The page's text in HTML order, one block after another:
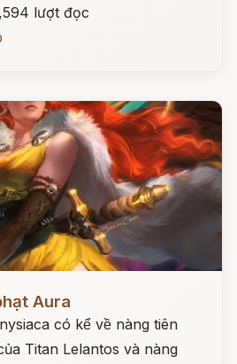
lượt đọc
Aura
có kể về nàng tiên
Titan Lelantos và nàng